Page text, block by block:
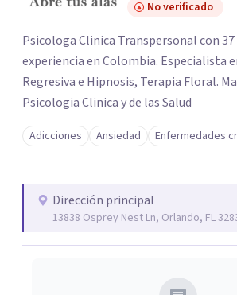
No verificado
Psicologa Clinica Transpersonal con 37
experiencia en Colombia. Especialista
Regresiva e Hipnosis, Terapia Floral.
Psicologia Clinica y de las Salud
Adicciones Ansiedad Enfermedades
Dirección principal
13838 Osprey Nest Ln, Orlando, FL